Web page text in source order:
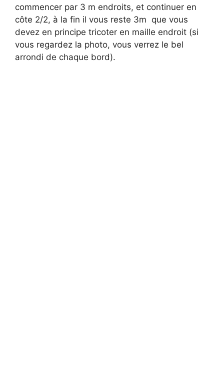
commencer par 3 m endroits, et continuer en
côte 2/2, à la fin il vous reste 3m que vous
devez en principe tricoter en maille endroit (si
vous regardez la photo, vous verrez le bel
arrondi de chaque bord).